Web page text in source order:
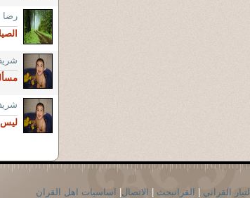
رضا
ليس
التيار القراني القرانبحث الاتصال اساسيات اهل القران